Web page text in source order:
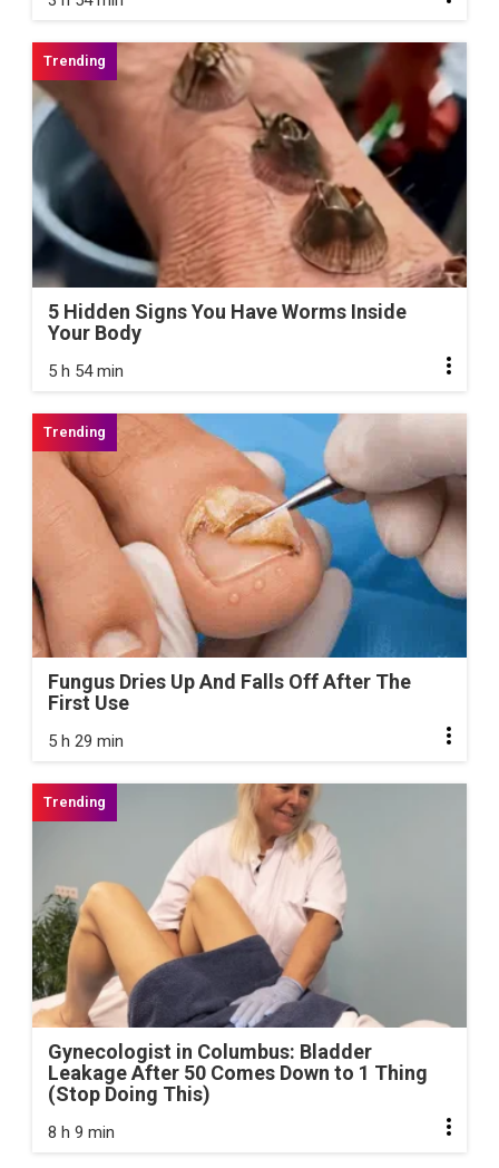
5 Hidden Signs You Have Worms Inside
Your Body
5 h 54 min
Fungus Dries Up And Falls Off After The
First Use
5 h 29 min
Gynecologist in Columbus: Bladder
Leakage After 50 Comes Down to 1 Thing
(Stop Doing This)
8 h 9 min